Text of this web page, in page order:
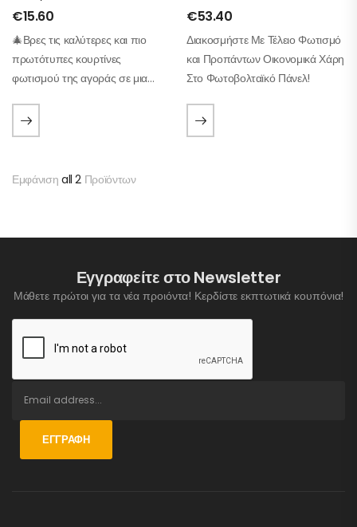
€15.60
🎄Βρες τις καλύτερες και πιο
πρωτότυπες κουρτίνες
φωτισμού της αγοράς σε μια
φέτος τους πάντες με την
διακόσμησή σου!🎄
€53.40
Διακοσμήστε Με Τέλειο Φωτισμό
και Προπάντων Οικονομικά Χάρη
Στο Φωτοβολταϊκό Πάνελ!
Εμφάνιση all 2 Προϊόντων
Εγγραφείτε στο Newsletter
Μάθετε πρώτοι για τα νέα προιόντα! Κερδίστε εκπτωτικά κουπόνια!
ΕΓΓΡΑΦΉ